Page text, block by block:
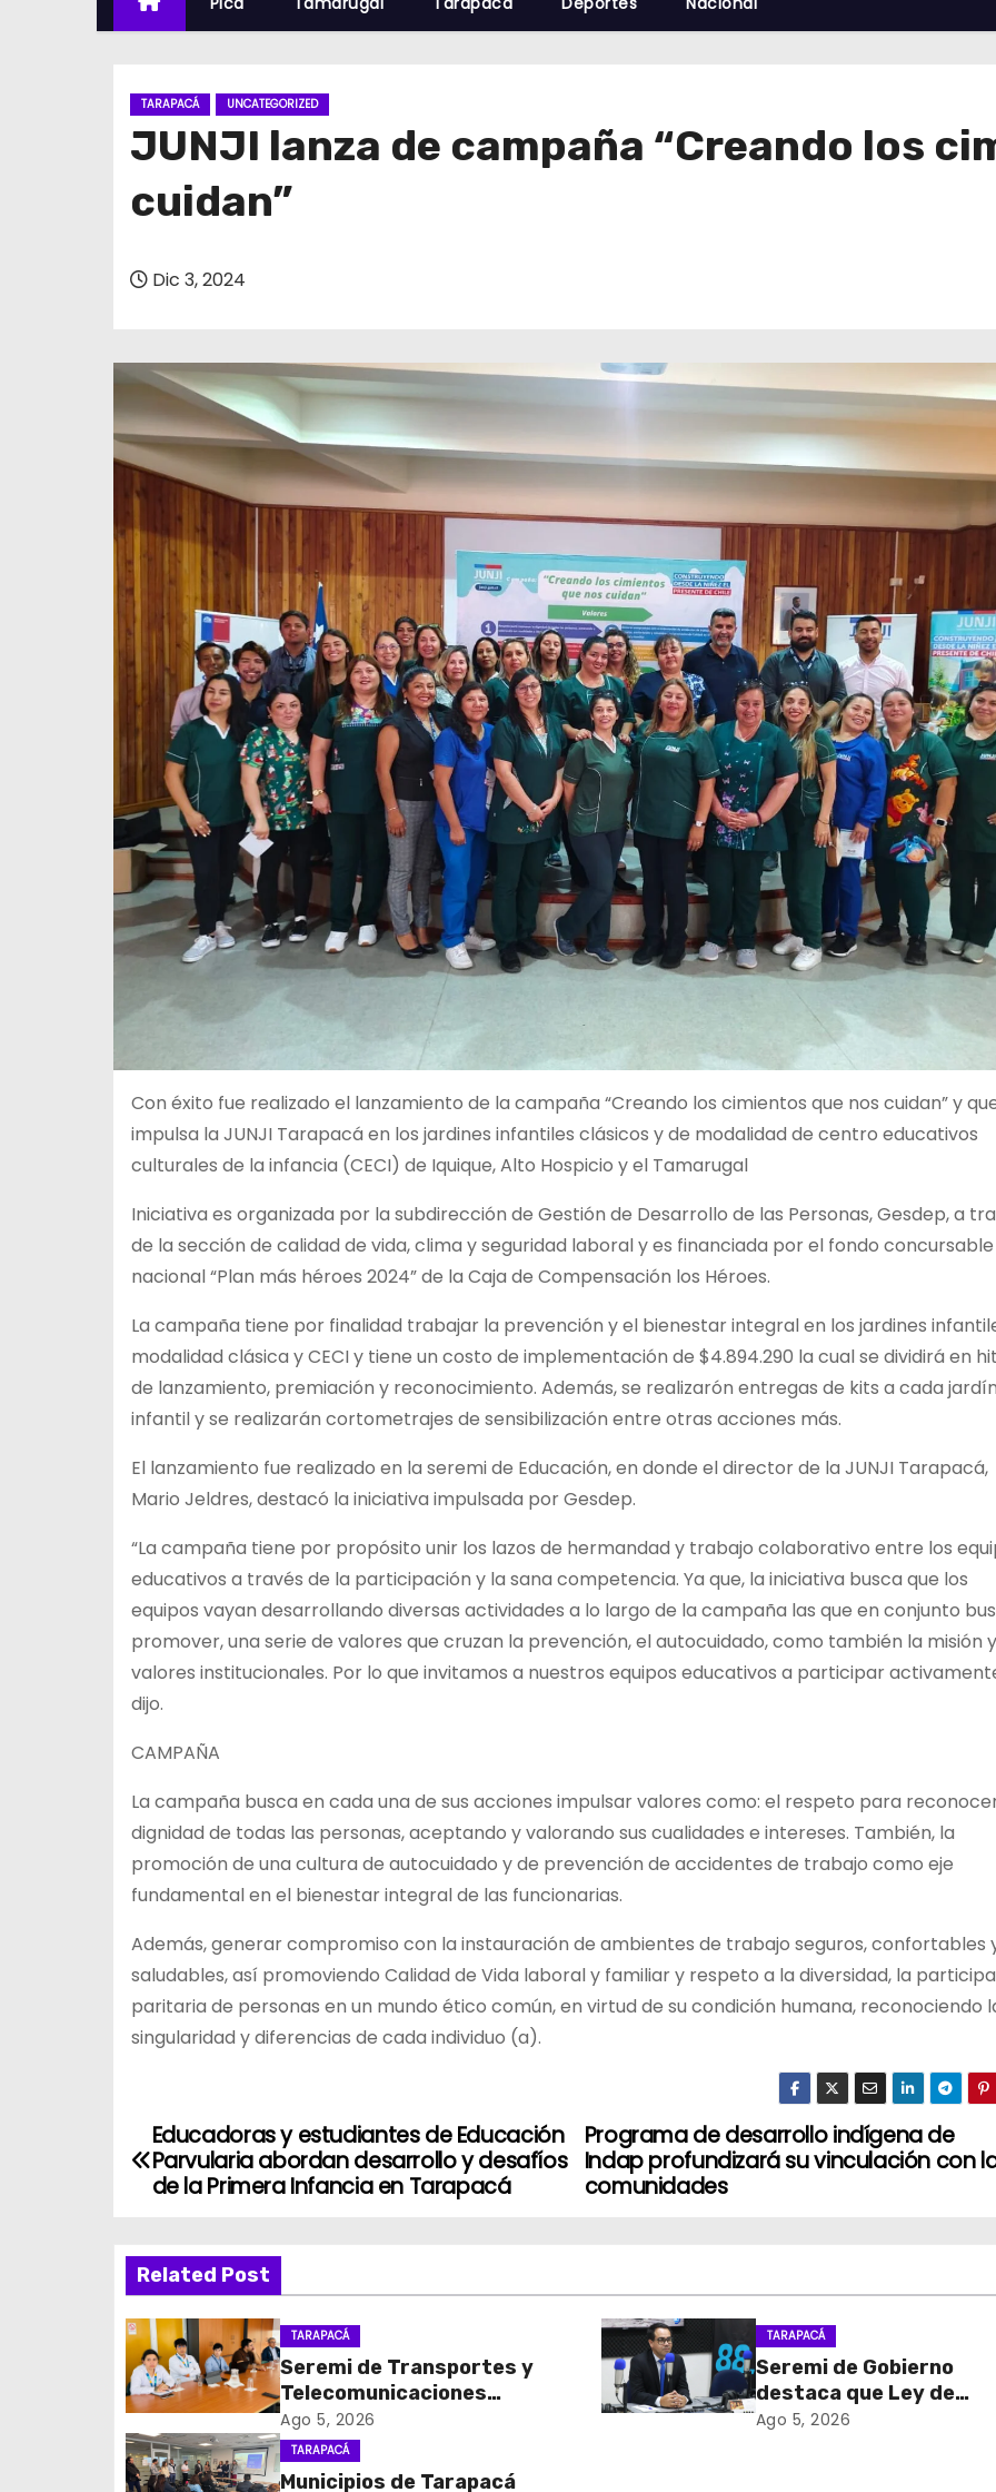
TARAPACÁ UNCATEGORIZED
JUNJI lanza de campaña “Creando los
cuidan”
Dic 3, 2024
Con éxito fue realizado el lanzamiento de la campaña “Creando los cimientos que nos cuidan” y
impulsa la JUNJI Tarapacá en los jardines infantiles clásicos y de modalidad de centro educativos
culturales de la infancia (CECI) de Iquique, Alto Hospicio y el Tamarugal
Iniciativa es organizada por la subdirección de Gestión de Desarrollo de las Personas, Gesdep, a
de la sección de calidad de vida, clima yseguridad laboral y es financiada por el fondo concursable
nacional “Plan más héroes 2024” de la Caja de Compensación los Héroes.
La campaña tiene por finalidad trabajar la prevención y el bienestar integral en los jardines
modalidad clásica y CECI y tiene un costo de implementación de $4.894.290 la cual se dividirá en
de lanzamiento, premiación y reconocimiento. Además, se realizarón entregas de kits a cada jardín
infantil y se realizarán cortometrajes de sensibilización entre otras acciones más.
El lanzamiento fue realizado en la seremi de Educación, en donde el director de la JUNJI Tarapacá,
Mario Jeldres, destacó la iniciativa impulsada por Gesdep.
“La campaña tiene por propósito unir los lazos de hermandad y trabajo colaborativo entre los
educativos a través de la participación y la sana competencia. Ya que, la iniciativa busca que los
equipos vayan desarrollando diversas actividades a lo largo de la campaña las que en conjunto
promover, una serie de valores que cruzan la prevención, el autocuidado, como también la misión y
valores institucionales. Por lo que invitamos a nuestros equipos educativos a participar
dijo.
CAMPAÑA
La campaña busca en cada una de sus acciones impulsar valores como: el respeto para
dignidad de todas las personas, aceptando y valorando sus cualidades e intereses. También, la
promoción de una cultura de autocuidado y de prevención de accidentes de trabajo como eje
fundamental en el bienestar integral de las funcionarias.
Además, generar compromiso con la instauración de ambientes de trabajo seguros, confortables
saludables, así promoviendo Calidad de Vida laboral y familiar y respeto a la diversidad, la
paritaria de personas en un mundo ético común, en virtud de su condición humana, reconociendo
singularidad y diferencias de cada individuo (a).
N
e
g
a
c
i
Programa de desarrollo indígena de
Indap profundizará su vinculación con
comunidades
Educadoras y estudiantes de Educación
Parvularia abordan desarrollo y desafíos
de la Primera Infancia en Tarapacá
Related Post
TARAPACÁ
Seremi de Transportes y
Telecomunicaciones
encabezó primera mesa de
coordinación para el retiro
de cables en desuso en
Ago 5, 2026
TARAPACÁ
Seremi de Gobierno
destaca que Ley de
Reconstrucción Nacional
Ago 5, 2026
TARAPACÁ
Municipios de Tarapacá